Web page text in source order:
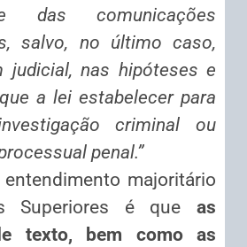
das comunicações
salvo, no último caso,
judicial, nas hipóteses e
a lei estabelecer para
criminal ou
penal.”
majoritário
Superiores é que as
texto, bem como as